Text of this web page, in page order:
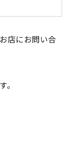
店にお問い合